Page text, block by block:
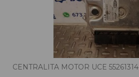
CENTRALITA MOTOR UCE 55261314